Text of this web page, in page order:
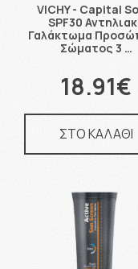
VICHY - Capital
SPF30
Γαλάκτωμα
Σώματος 3 …
18.91€
ΣΤΟ ΚΑΛΑΘΙ